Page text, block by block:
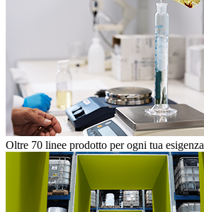
Oltre 70 linee prodotto per ogni tua esigenza